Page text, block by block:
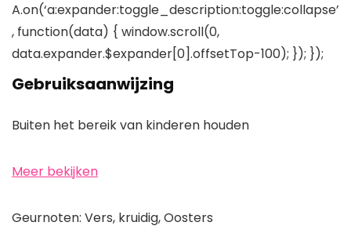
A.on(‘a:expander:toggle_description:toggle:collapse’
, function(data) { window.scroll(0,
data.expander.$expander[0].offsetTop-100); }); });
Gebruiksaanwijzing
Buiten het bereik van kinderen houden
Meer bekijken
Geurnoten: Vers, kruidig, Oosters